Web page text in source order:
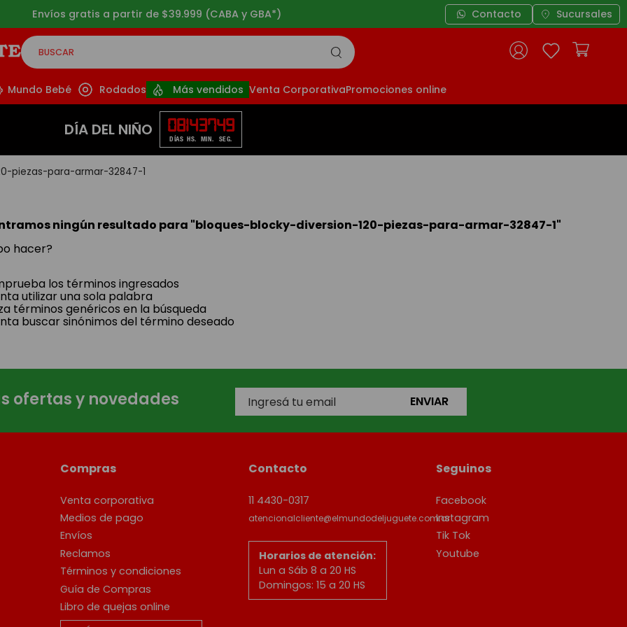
Envíos gratis a partir de $39.999 (CABA y GBA*) Contacto Sucursales
BUSCAR
Mundo Bebé Rodados Más vendidos Venta CorporativaPromociones online
DÍA DEL NIÑO 08
DÍAS
14
HS.
37
MIN.
49
SEG.
piezas-para-armar-32847-1
ningún resultado para "bloques-blocky-diversion-120-piezas-para-armar-32847-1"
hacer?
los términos ingresados
utilizar una sola palabra
términos genéricos en la búsqueda
buscar sinónimos del término deseado
ofertas y novedades ENVIAR
Compras
Venta corporativa
Medios de pago
Envíos
Reclamos
Términos y condiciones
Guía de Compras
Libro de quejas online
Contacto
11 4430-0317
atencionalcliente@elmundodeljuguete.com.ar
Horarios de atención:
Lun a Sáb 8 a 20 HS
Domingos: 15 a 20 HS
Seguinos
Facebook
Instagram
Tik Tok
Youtube